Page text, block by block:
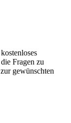
Fragen zu
gewünschten